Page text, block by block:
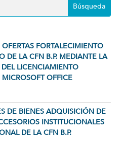
FORTALECIMIENTO
DE LA CFN B.P. MEDIANTE LA
LICENCIAMIENTO
MICROSOFT OFFICE
DE BIENES ADQUISICIÓN DE
INSTITUCIONALES
DE LA CFN B.P.